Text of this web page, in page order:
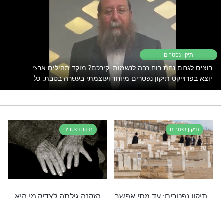
את מי שאוהבים. תיקון הנפטרים הגדול
האור החיים הקדוש - לחצו כאן למסירת שמות
תוכן בנושא תיקון נפטרים